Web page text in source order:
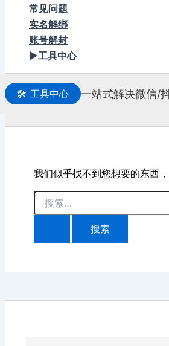
常见问题
实名解绑
账号解封
▶工具中心
🛠️ 工具中心 一站式解决微信/
我们似乎找不到您想要的东西，
搜
索：